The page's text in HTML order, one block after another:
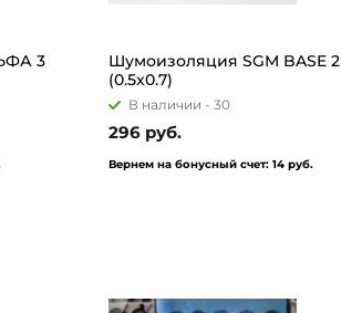
3
Шумоизоляция SGM BASE 2
(0.5x0.7)
В наличии - 30
296 руб.
Вернем на бонусный счет: 14 руб.